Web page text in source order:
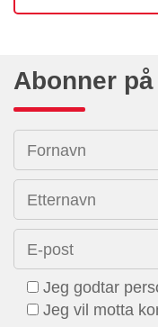
Abonner
Fornavn
Etternavn
E-post
Jeg godtar
Jeg vil motta